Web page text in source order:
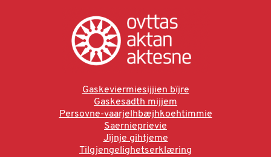
Gaskeviermiesijjien bïjre
Gaskesadth mijjem
Persovne-vaarjelhbæjhkoehtimmie
Saernieprievie
Jïjnje gihtjeme
Tilgjengelighetserklæring